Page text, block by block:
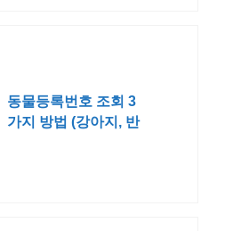
동물등록번호 조회 3
가지 방법 (강아지, 반